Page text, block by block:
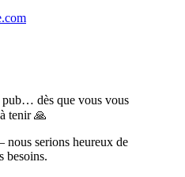
pub… dès que vous vous
tenir 🙏
serions heureux de
besoins.